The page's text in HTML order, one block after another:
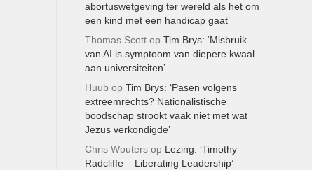
abortuswetgeving ter wereld als het om
een kind met een handicap gaat’
Thomas Scottop Tim Brys: ‘Misbruik
van AI is symptoom van diepere kwaal
aan universiteiten’
Huub op Tim Brys: ‘Pasen volgens
extreemrechts? Nationalistische
boodschap strookt vaak niet met wat
Jezus verkondigde’
Chris Woutersop Lezing: ‘Timothy
Radcliffe – Liberating Leadership’